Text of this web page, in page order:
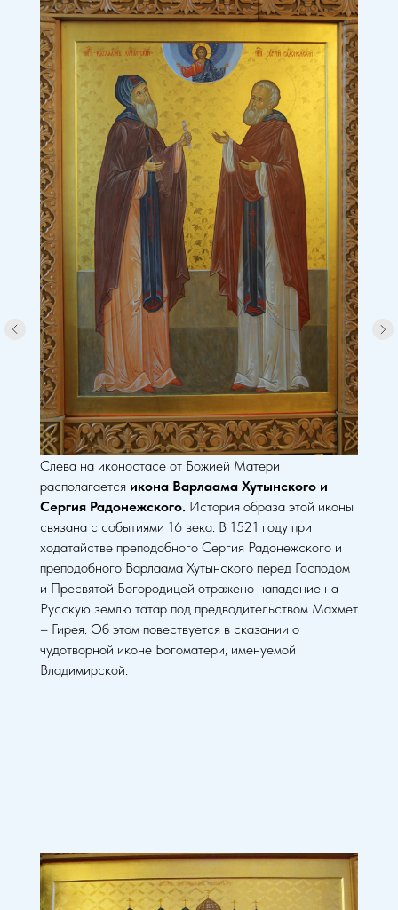
Слева на иконостасе от Божией Матери
располагается икона Варлаама Хутынского и
Сергия Радонежского. История образа этой иконы
связана с событиями 16 века. В 1521 году при
ходатайстве преподобного Сергия Радонежского и
преподобного Варлаама Хутынского перед Господом
и Пресвятой Богородицей отражено нападение на
Русскую землю татар под предводительством Махмет
– Гирея. Об этом повествуется в сказании о
чудотворной иконе Богоматери, именуемой
Владимирской.